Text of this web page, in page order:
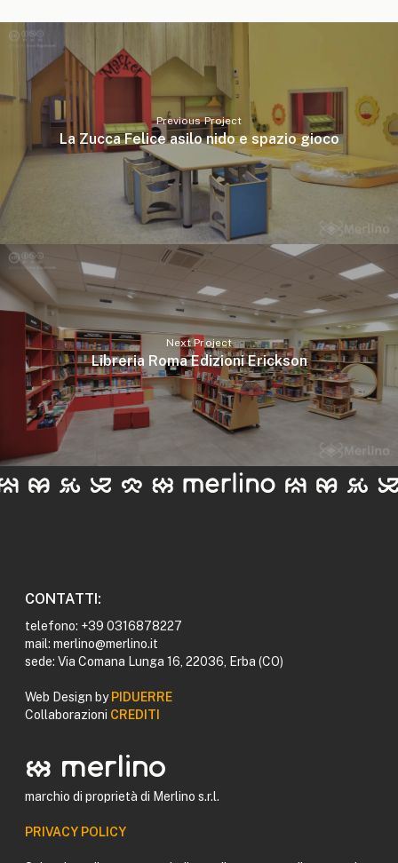
Previous Project
La Zucca Felice asilo nido e spazio gioco
Next Project
Libreria Roma Edizioni Erickson
CONTATTI:
telefono: +39 0316878227
mail: merlino@merlino.it
sede: Via Comana Lunga 16, 22036, Erba (CO)
Web Design by PIDUERRE
Collaborazioni CREDITI
logomerlino merlino
marchio di proprietà di Merlino s.r.l.
PRIVACY POLICY